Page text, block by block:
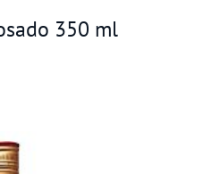
350 ml